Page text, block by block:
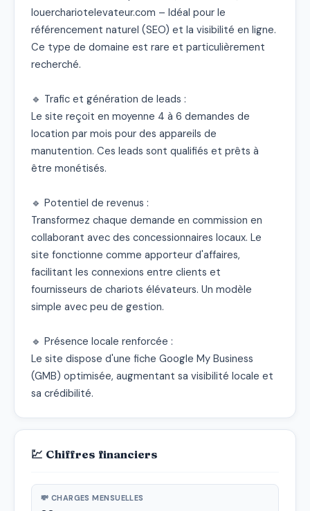
louerchariotelevateur.com – Idéal pour le
référencement naturel (SEO) et la visibilité en ligne.
Ce type de domaine est rare et particulièrement
recherché.
🔹 Trafic et génération de leads :
Le site reçoit en moyenne 4 à 6 demandes de
location par mois pour des appareils de
manutention. Ces leads sont qualifiés et prêts à
être monétisés.
🔹 Potentiel de revenus :
Transformez chaque demande en commission en
collaborant avec des concessionnaires locaux. Le
site fonctionne comme apporteur d'affaires,
facilitant les connexions entre clients et
fournisseurs de chariots élévateurs. Un modèle
simple avec peu de gestion.
🔹 Présence locale renforcée :
Le site dispose d'une fiche Google My Business
(GMB) optimisée, augmentant sa visibilité locale et
sa crédibilité.
💹 Chiffres financiers
💸 CHARGES MENSUELLES